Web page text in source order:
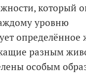
который
уровню
определённое
разным
особым